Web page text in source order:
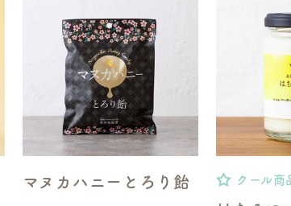
マヌカハニーとろり飴 クール商